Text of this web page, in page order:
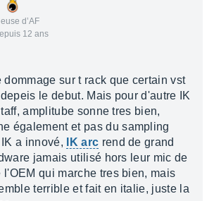
d’AF
12 ans
dommage sur t rack que certain vst
le debut. Mais pour d'autre IK
amplitube sonne tres bien,
également et pas du sampling
a innové,
IK arc rend de grand
jamais utilisé hors leur mic de
l'OEM qui marche tres bien, mais
terrible et fait en italie, juste la